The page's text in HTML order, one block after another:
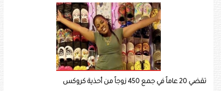
تقضي 20 عاماً في جمع 450 زوجاً من أحذية كروكس